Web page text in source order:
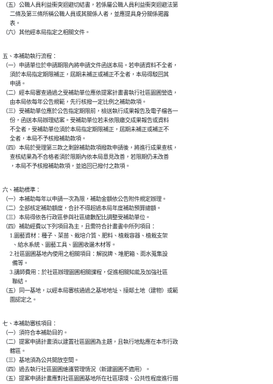
（五）公職人員利益衝突迴避切結書，若係屬公職人員利益衝突迴避法第
      二條及第三條所稱公職人員或其關係人者，並應提具身分關係揭露
      表。
（六）其他經本局指定之相關文件。
五、本補助執行流程：
（一）申請單位於申請期限內將申請文件函送本局。若申請資料不全者，
      須於本局指定期限補正，屆期未補正或補正不全者，本局得駁回其
      申請。
（二）經本局審查通過之受補助單位應依提案計畫書執行社區園圃營造，
      由本局依每年公告規範，先行核撥一定比例之補助款項。
（三）受補助單位應於公告指定期限前，檢送執行成果報告及電子檔各一
      份，函送本局辦理結案。受補助單位若未依限繳交成果報告或資料
      不全者，受補助單位須於本局指定期限補正，屆期未補正或補正不
      全者，本局不予核撥補助款項。
（四）本局於受理第三款之剩餘補助款項撥款申請後，將進行成果查核，
      查核結果為不合格者須於限期內依本局意見改善，若限期仍未改善
      ，本局不予核撥補助款項，並追回已撥付之款項。
六、補助標準：
（一）本補助每年以申請一次為限，補助金額依公告附件規定辦理。
（二）全部核定補助額度，合計不得超過本局年度補助預算總額。
（三）本局得依各行政區參與社區總數配比調整受補助單位。
（四）補助經費以下列項目為主，且需符合計畫書中所列項目：
      1.園藝資材：種子、菜苗、栽培介質、肥料、植栽容器、植栽支架
        、給水系統、園藝工具、園圃收邊木材等。
      2.社區園圃基地內使用之相關項目：解說牌、堆肥箱、雨水蒐集設
        備等。
      3.講師費用：於社區辦理園圃相關課程，促進相關知能及加強社區
        聯結。
（五）同一基地，以經本局審核通過之基地地址、接鄰土地（建物）或範
      圍認定之。
七、本補助審核項目：
（一）須符合本補助目的。
（二）提案申請計畫須以建置社區園圃為主題，且執行地點應在本市行政
      轄區。
（三）基地須為公共開放空間。
（四）過去執行社區園圃維護管理情況（新建園圃不適用）。
（五）提案申請計畫應對社區園圃基地所在社區環境、公共性程度進行描